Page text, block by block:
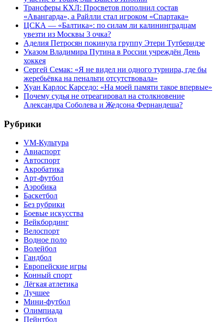
Трансферы КХЛ: Просветов пополнил состав
«Авангарда», а Райлли стал игроком «Спартака»
ЦСКА — «Балтика»: по силам ли калининградцам
увезти из Москвы 3 очка?
Аделия Петросян покинула группу Этери Тутберидзе
Указом Владимира Путина в России учреждён День
хоккея
Сергей Семак: «Я не видел ни одного турнира, где бы
жеребьёвка на пенальти отсутствовала»
Хуан Карлос Карседо: «На моей памяти такое впервые»
Почему судья не отреагировал на столкновение
Александра Соболева и Жедсона Фернандеша?
Рубрики
VM-Культура
Авиаспорт
Автоспорт
Акробатика
Арт-футбол
Аэробика
Баскетбол
Без рубрики
Боевые искусства
Вейкбординг
Велоспорт
Водное поло
Волейбол
Гандбол
Европейские игры
Конный спорт
Лёгкая атлетика
Лучшее
Мини-футбол
Олимпиада
Пейнтбол